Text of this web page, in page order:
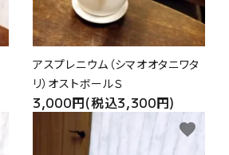
アスプレニウム（シマオオタニワタ
リ）オストボールＳ
3,000円(税込3,300円)
favorite